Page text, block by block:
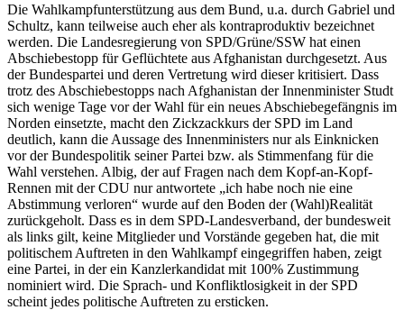
Die Wahlkampfunterstützung aus dem Bund, u.a. durch Gabriel und
Schultz, kann teilweise auch eher als kontraproduktiv bezeichnet
werden. Die Landesregierung von SPD/Grüne/SSW hat einen
Abschiebestopp für Geflüchtete aus Afghanistan durchgesetzt. Aus
der Bundespartei und deren Vertretung wird dieser kritisiert. Dass
trotz des Abschiebestopps nach Afghanistan der Innenminister Studt
sich wenige Tage vor der Wahl für ein neues Abschiebegefängnis im
Norden einsetzte, macht den Zickzackkurs der SPD im Land
deutlich, kann die Aussage des Innenministers nur als Einknicken
vor der Bundespolitik seiner Partei bzw. als Stimmenfang für die
Wahl verstehen. Albig, der auf Fragen nach dem Kopf-an-Kopf-
Rennen mit der CDU nur antwortete „ich habe noch nie eine
Abstimmung verloren“ wurde auf den Boden der (Wahl)Realität
zurückgeholt. Dass es in dem SPD-Landesverband, der bundesweit
als links gilt, keine Mitglieder und Vorstände gegeben hat, die mit
politischem Auftreten in den Wahlkampf eingegriffen haben, zeigt
eine Partei, in der ein Kanzlerkandidat mit 100% Zustimmung
nominiert wird. Die Sprach- und Konfliktlosigkeit in der SPD
scheint jedes politische Auftreten zu ersticken.